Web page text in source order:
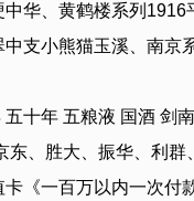
华、黄鹤楼系列
支小熊猫玉溪、南京
五十年 五粮液 国酒
、胜大、振华、利
《一百万以内一次付